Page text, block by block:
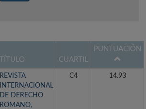
TÍTULO CUARTIL
PUNTUACIÓN
REVISTA
INTERNACIONAL
DE DERECHO
ROMANO,
C4 14.93